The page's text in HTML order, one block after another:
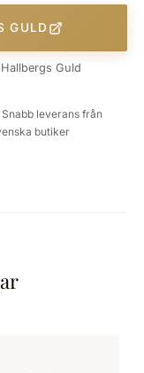
GULD
Guld
leverans från
butiker